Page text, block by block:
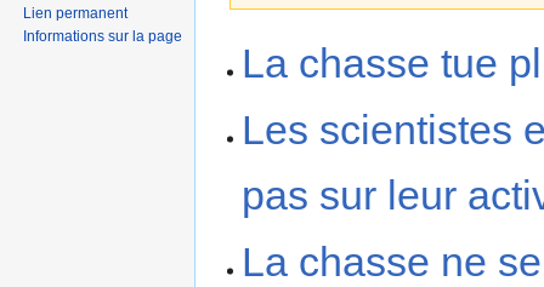
navigation
recherche
La chasse tue
Les scientistes
pas sur leur
La chasse ne
Lien permanent
Informations sur la page